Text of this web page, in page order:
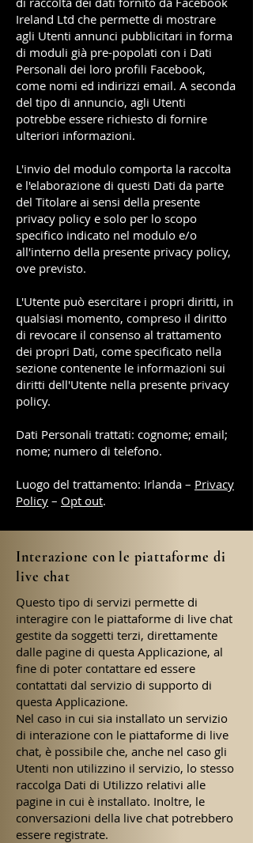
Ireland Ltd che permette di mostrare
agli Utenti annunci pubblicitari in forma
di moduli già pre-popolati con i Dati
Personali dei loro profili Facebook,
come nomi ed indirizzi email. A seconda
del tipo di annuncio, agli Utenti
potrebbe essere richiesto di fornire
ulteriori informazioni.
L'invio del modulo comporta la raccolta
e l'elaborazione di questi Dati da parte
del Titolare ai sensi della presente
privacy policy e solo per lo scopo
specifico indicato nel modulo e/o
all'interno della presente privacy policy,
ove previsto.
L'Utente può esercitare i propri diritti, in
qualsiasi momento, compreso il diritto
di revocare il consenso al trattamento
dei propri Dati, come specificato nella
sezione contenente le informazioni sui
diritti dell'Utente nella presente privacy
policy.
Dati Personali trattati: cognome; email;
nome; numero di telefono.
Luogo del trattamento: Irlanda – Privacy
Policy – Opt out.
Interazione con le piattaforme di
live chat
Questo tipo di servizi permette di
interagire con le piattaforme di live chat
gestite da soggetti terzi, direttamente
dalle pagine di questa Applicazione, al
fine di poter contattare ed essere
contattati dal servizio di supporto di
questa Applicazione.
Nel caso in cui sia installato un servizio
di interazione con le piattaforme di live
chat, è possibile che, anche nel caso gli
Utenti non utilizzino il servizio, lo stesso
raccolga Dati di Utilizzo relativi alle
pagine in cui è installato. Inoltre, le
conversazioni della live chat potrebbero
essere registrate.